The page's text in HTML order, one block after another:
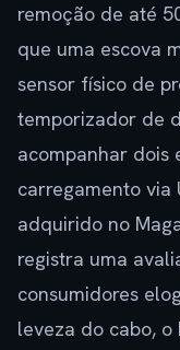
remoção de até
que uma escova
sensor físico de
temporizador de
acompanhar dois
carregamento via
adquirido no
registra uma
consumidores
leveza do cabo,